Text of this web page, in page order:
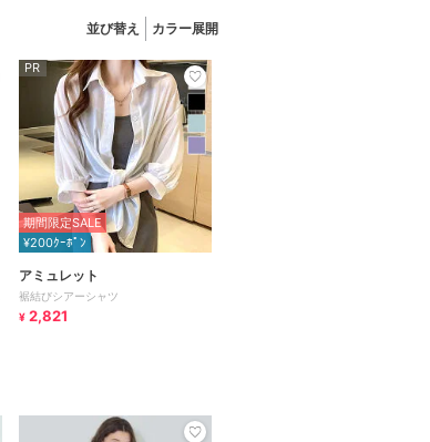
並び替え カラー展開
PR
期間限定SALE
¥200ｸｰﾎﾟﾝ
アミュレット
裾結びシアーシャツ
¥ 2,821